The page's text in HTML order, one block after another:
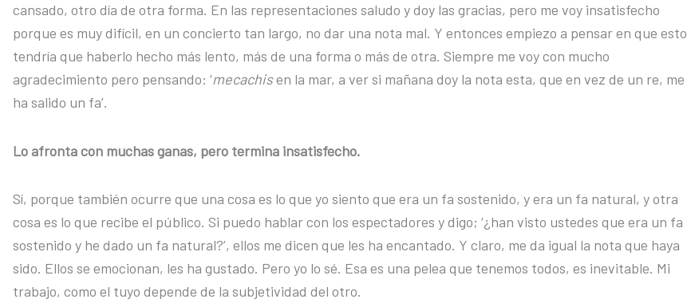
cansado, otro día de otra forma. En las representaciones saludo y doy las gracias, pero me voy insatisfecho
porque es muy difícil, en un concierto tan largo, no dar una nota mal. Y entonces empiezo a pensar en que esto
tendría que haberlo hecho más lento, más de una forma o más de otra. Siempre me voy con mucho
agradecimiento pero pensando: ‘mecachisen la mar, a ver si mañana doy la nota esta, que en vez de un re, me
ha salido un fa’.
Lo afronta con muchas ganas, pero termina insatisfecho.
Sí, porque también ocurre que una cosa es lo que yo siento que era un fa sostenido, y era un fa natural, y otra
cosa es lo que recibe el público. Si puedo hablar con los espectadores y digo; ‘¿han visto ustedes que era un fa
sostenido y he dado un fa natural?’, ellos me dicen que les ha encantado. Y claro, me da igual la nota que haya
sido. Ellos se emocionan, les ha gustado. Pero yo lo sé. Esa es una pelea que tenemos todos, es inevitable. Mi
trabajo, como el tuyo depende de la subjetividad del otro.